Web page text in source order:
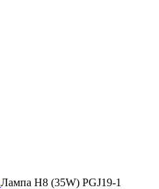
Лампа H8 (35W) PGJ19-1